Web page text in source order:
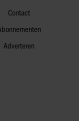
Contact
Adverteren